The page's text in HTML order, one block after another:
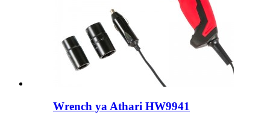
Wrench ya Athari HW9941